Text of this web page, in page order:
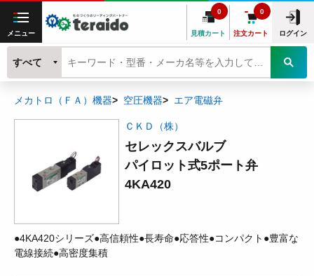
メニュー 見積カート
0
注文カート
0
ログイン
すべて
メカトロ（ＦＡ）機器 空圧機器 エア電磁弁
ＣＫＤ（株）
セレックスバルブ
パイロット式5ポート弁
4KA420
●4KA420シリーズ●高信頼性●長寿命●応答性●コンパクト●豊富な
電線接続●高密度集積